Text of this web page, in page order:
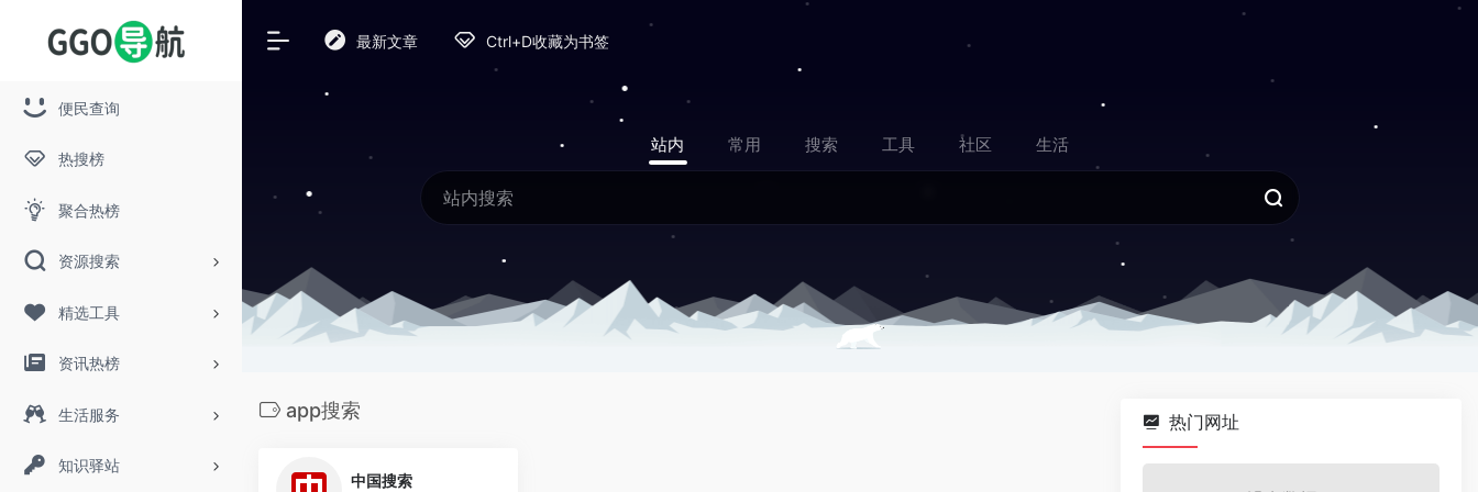
便民查询
热搜榜
聚合热榜
资源搜索
精选工具
资讯热榜
生活服务
知识驿站
最新文章 Ctrl+D收藏为书签
站内 常用 搜索 工具 社区 生活
app搜索
中国搜索
热门网址